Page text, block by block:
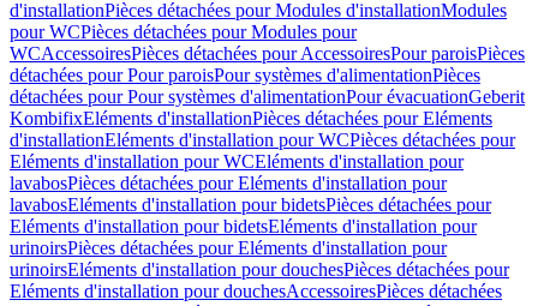
d'installationPièces détachées pour Modules d'installationModules
pour WCPièces détachées pour Modules pour
WCAccessoiresPièces détachées pour AccessoiresPour paroisPièces
détachées pour Pour paroisPour systèmes d'alimentationPièces
détachées pour Pour systèmes d'alimentationPour évacuationGeberit
KombifixEléments d'installationPièces détachées pour Eléments
d'installationEléments d'installation pour WCPièces détachées pour
Eléments d'installation pour WCEléments d'installation pour
lavabosPièces détachées pour Eléments d'installation pour
lavabosEléments d'installation pour bidetsPièces détachées pour
Eléments d'installation pour bidetsEléments d'installation pour
urinoirsPièces détachées pour Eléments d'installation pour
urinoirsEléments d'installation pour douchesPièces détachées pour
Eléments d'installation pour douchesAccessoiresPièces détachées